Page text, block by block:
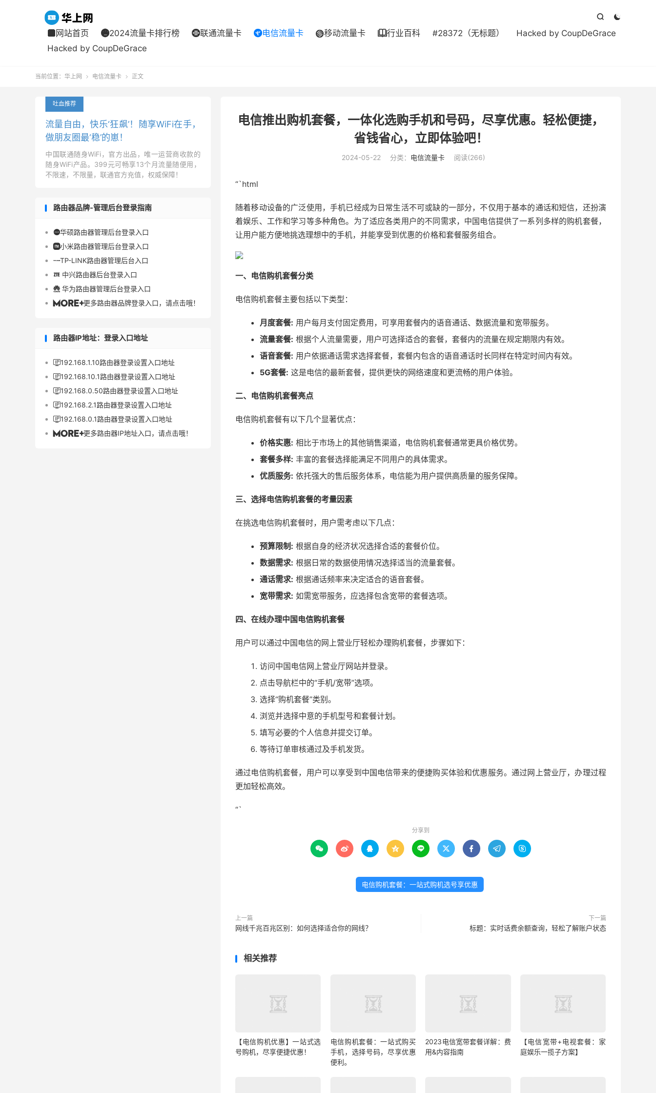


 网站首页 2024流量卡排行榜 联通流量卡 电信流量卡 移动流量卡 行业百科 #28372（无标题）
Hacked by CoupDeGrace
Hacked by CoupDeGrace
当前位置： 华上网  电信流量卡  正文
电信推出购机套餐，一体化选购手机和号码，尽享优惠。轻松便捷，
省钱省心，立即体验吧！
2024-05-22 分类： 电信流量卡 阅读(266)
“`html
随着移动设备的广泛使用，手机已经成为日常生活不可或缺的一部分，不仅用于基本的通话和短信，还扮演
着娱乐、工作和学习等多种角色。为了适应各类用户的不同需求，中国电信提供了一系列多样的购机套餐，
让用户能方便地挑选理想中的手机，并能享受到优惠的价格和套餐服务组合。
一、电信购机套餐分类
电信购机套餐主要包括以下类型：
月度套餐: 用户每月支付固定费用，可享用套餐内的语音通话、数据流量和宽带服务。
流量套餐: 根据个人流量需要，用户可选择适合的套餐，套餐内的流量在规定期限内有效。
语音套餐: 用户依据通话需求选择套餐，套餐内包含的语音通话时长同样在特定时间内有效。
5G套餐: 这是电信的最新套餐，提供更快的网络速度和更流畅的用户体验。
二、电信购机套餐亮点
电信购机套餐有以下几个显著优点：
价格实惠: 相比于市场上的其他销售渠道，电信购机套餐通常更具价格优势。
套餐多样: 丰富的套餐选择能满足不同用户的具体需求。
优质服务: 依托强大的售后服务体系，电信能为用户提供高质量的服务保障。
三、选择电信购机套餐的考量因素
在挑选电信购机套餐时，用户需考虑以下几点：
预算限制: 根据自身的经济状况选择合适的套餐价位。
数据需求: 根据日常的数据使用情况选择适当的流量套餐。
通话需求: 根据通话频率来决定适合的语音套餐。
宽带需求: 如需宽带服务，应选择包含宽带的套餐选项。
四、在线办理中国电信购机套餐
用户可以通过中国电信的网上营业厅轻松办理购机套餐，步骤如下：
访问中国电信网上营业厅网站并登录。
点击导航栏中的“手机/宽带”选项。
选择“购机套餐”类别。
浏览并选择中意的手机型号和套餐计划。
填写必要的个人信息并提交订单。
等待订单审核通过及手机发货。
通过电信购机套餐，用户可以享受到中国电信带来的便捷购买体验和优惠服务。通过网上营业厅，办理过程
更加轻松高效。
“`
分享到
        
电信购机套餐：一站式购机选号享优惠
上一篇
网线千兆百兆区别：如何选择适合你的网线？
下一篇
标题：实时话费余额查询，轻松了解账户状态
相关推荐
【电信购机优惠】一站式选
号购机，尽享便捷优惠！
电信购机套餐：一站式购买
手机，选择号码，尽享优惠
便利。
2023电信宽带套餐详解：费
用&内容指南
【电信宽带+电视套餐：家
庭娱乐一揽子方案】
吐血推荐
流量自由，快乐‘狂飙’！随享WiFi在手，
做朋友圈最‘稳’的崽！
中国联通随身WiFi，官方出品，唯一运营商收款的
随身WiFi产品。399元可畅享13个月流量随便用，
不限速，不限量，联通官方充值，权威保障！
路由器品牌-管理后台登录指南
华硕路由器管理后台登录入口
小米路由器管理后台登录入口
TP-LINK路由器管理后台入口
 中兴路由器后台登录入口
 华为路由器管理后台登录入口
更多路由器品牌登录入口，请点击哦！
路由器IP地址：登录入口地址
192.168.1.10路由器登录设置入口地址
192.168.10.1路由器登录设置入口地址
192.168.0.50路由器登录设置入口地址
192.168.2.1路由器登录设置入口地址
192.168.0.1路由器登录设置入口地址
更多路由器IP地址入口，请点击哦！